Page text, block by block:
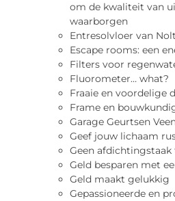
om de kwaliteit van
waarborgen
Entresolvloer van
Escape rooms: een
Filters voor
Fluorometer… what?
Fraaie en voordelige
Frame en
Garage Geurtsen
Geef jouw lichaam
Geen
Geld besparen met
Geld maakt gelukkig
Gepassioneerde en